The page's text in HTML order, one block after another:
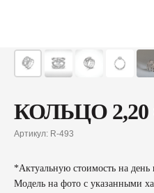
КОЛЬЦО 2,20
Артикул: R-493
*Актуальную стоимость на
Модель на фото с указанными